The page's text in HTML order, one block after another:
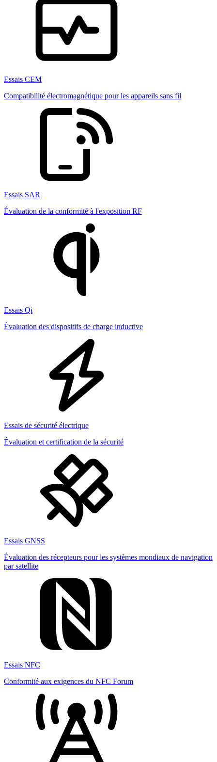
Essais CEM
Compatibilité électromagnétique pour les appareils sans fil
Essais SAR
Évaluation de la conformité à l'exposition RF
Essais Qi
Évaluation des dispositifs de charge inductive
Essais de sécurité électrique
Évaluation et certification de la sécurité
Essais GNSS
Évaluation des récepteurs pour les systèmes mondiaux de navigation
par satellite
Essais NFC
Conformité aux exigences du NFC Forum